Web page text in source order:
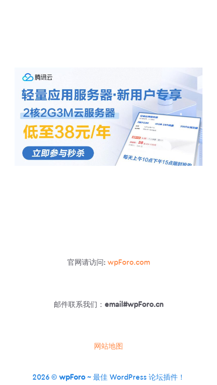
官网请访问: wpForo.com
邮件联系我们： email#wpForo.cn
网站地图
2026 © wpForo~ 最佳 WordPress 论坛插件！